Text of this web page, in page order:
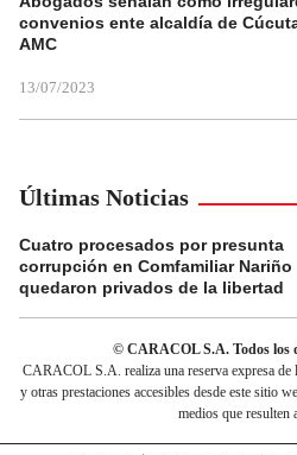
convenios ente alcaldía de
AMC
13/07/2023
Últimas Noticias
Cuatro procesados por presunta
corrupción en Comfamiliar Nariño
quedaron privados de la libertad
© CARACOL S.A. Todos los
CARACOL S.A. realiza una reserva expresa de
y otras prestaciones accesibles desde este sitio
medios que resulten